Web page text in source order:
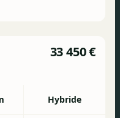
33 450 €
Hybride